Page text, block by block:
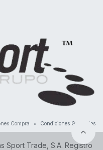
Compra • Condiciones Generales
S.A. Registro